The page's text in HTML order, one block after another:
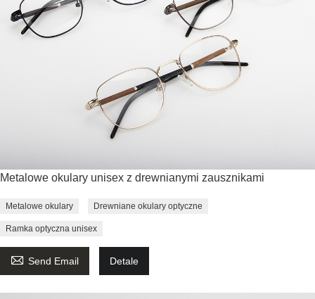
Metalowe okulary unisex z drewnianymi zausznikami
Metalowe okulary Drewniane okulary optyczne
Ramka optyczna unisex
 Send Email Detale